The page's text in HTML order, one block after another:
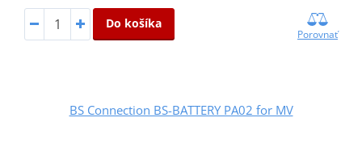
Do košíka
Porovnať
BS Connection BS-BATTERY PA02 for MV